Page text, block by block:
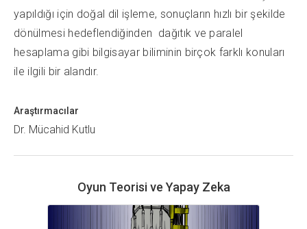
yapıldığı için doğal dil işleme, sonuçların hızlı bir şekilde
dönülmesi hedeflendiğinden dağıtık ve paralel
hesaplama gibi bilgisayar biliminin birçok farklı konuları
ile ilgili bir alandır.
Araştırmacılar
Dr. Mücahid Kutlu
Oyun Teorisi ve Yapay Zeka